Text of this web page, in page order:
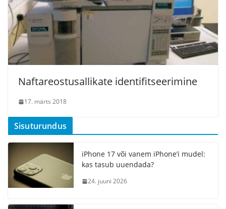
Naftareostusallikate identifitseerimine
17. märts 2018
Sisuturundus
iPhone 17 või vanem iPhone’i mudel:
kas tasub uuendada?
24. juuni 2026